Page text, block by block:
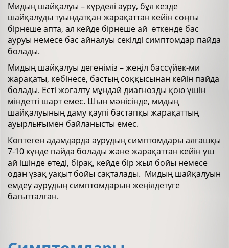
Мидың шайқалуы – күрделі ауру, бұл кезде
шайқалуды туындатқан жарақаттан кейін соңғы
бірнеше апта, ал кейде бірнеше ай өткенде бас
ауруы немесе бас айналуы секілді симптомдар пайда
болады.
Мидың шайқалуы дегеніміз – жеңіл бассүйек-ми
жарақаты, көбінесе, бастың соққысынан кейін пайда
болады. Есті жоғалту мұндай диагнозды қою үшін
міндетті шарт емес. Шын мәнісінде, мидың
шайқалуының даму қаупі бастапқы жарақаттың
ауырлығымен байланысты емес.
Көптеген адамдарда аурудың симптомдары алғашқы
7-10 күнде пайда болады және жарақаттан кейін үш
ай ішінде өтеді, бірақ, кейде бір жыл бойы немесе
одан ұзақ уақыт бойы сақталады. Мидың шайқалуын
емдеу аурудың симптомдарын жеңілдетуге
бағытталған.